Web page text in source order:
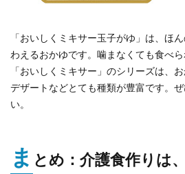
「おいしくミキサー玉子がゆ」は、ほ
わえるおかゆです。噛まなくても食べら
「おいしくミキサー」のシリーズは、
デザートなどとても種類が豊富です。
い。
ま とめ：介護食作りは